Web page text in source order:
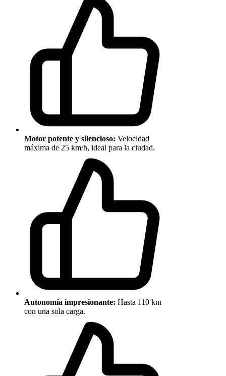
Motor potente y silencioso: Velocidad
máxima de 25 km/h, ideal para la ciudad.
Autonomía impresionante: Hasta 110 km
con una sola carga.